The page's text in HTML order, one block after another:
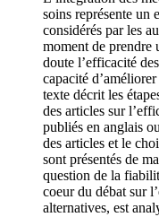
soins représente un
considérés par les
moment de prendre
doute l’efficacité
capacité
texte décrit les
des articles sur
publiés en anglais
des articles et le
sont présentés de
question de la
coeur du débat sur
alternatives, est